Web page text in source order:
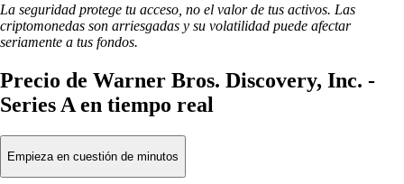
La seguridad protege tu acceso, no el valor de tus activos. Las
criptomonedas son arriesgadas y su volatilidad puede afectar
seriamente a tus fondos.
Precio de Warner Bros. Discovery, Inc. -
Series A en tiempo real
Empieza en cuestión de minutos